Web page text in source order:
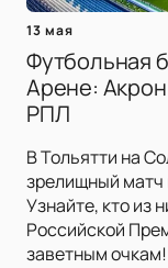
13 мая
Футбольная
Арене:
РПЛ
В Тольятти на
зрелищный матч
Узнайте, кто из
Российской
заветным очкам!